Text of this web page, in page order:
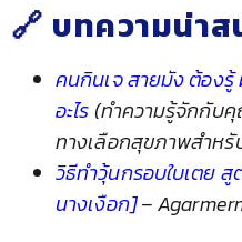
🔗 บทความน่าส
คนกินเจ สายมัง ต้อง
อะไร(ทำความรู้จักกับ
ทางเลือกสุขภาพสำหรั
วิธีทำวุ้นกรอบใบเตย
นางเงือก]–